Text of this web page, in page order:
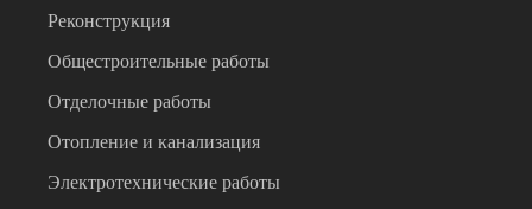
Реконструкция
Общестроительные работы
Отделочные работы
Отопление и канализация
Электротехнические работы